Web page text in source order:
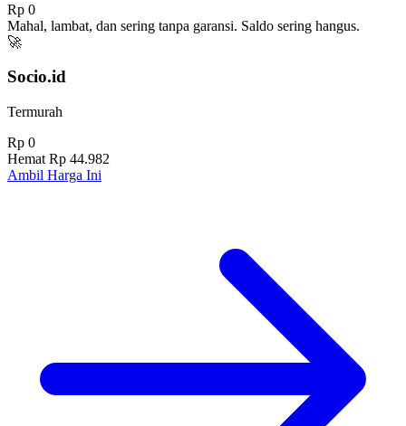
Rp 0
Mahal, lambat, dan sering tanpa garansi. Saldo sering hangus.
🚀
Socio.id
Termurah
Rp 0
Hemat Rp 44.982
Ambil Harga Ini